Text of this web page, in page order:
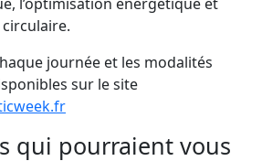
circulaire.
journée et les modalités
sur le site
qui pourraient vous